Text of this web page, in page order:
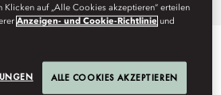
SUITEN
Klicken auf „Alle Cookies akzeptieren“ erteilen
Anzeigen- und Cookie-Richtlinie und
ALLE COOKIES AKZEPTIEREN